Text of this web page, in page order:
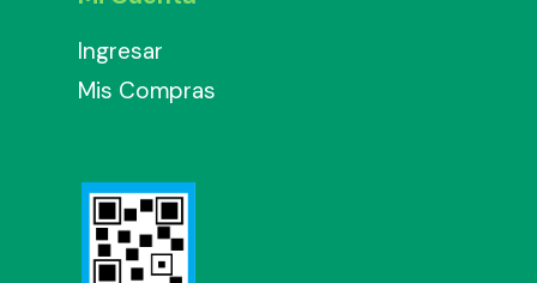
Ingresar
Mis Compras